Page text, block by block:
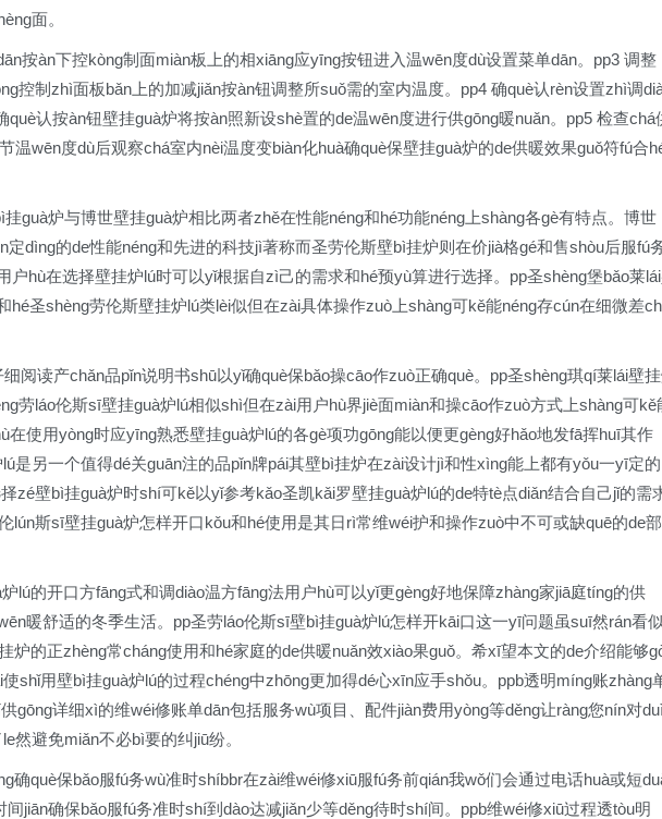
面。
按àn下控kòng制面miàn板上的相xiāng应yīng按钮进入温wēn度dù设置菜单dān。pp3 调整
控制zhì面板bǎn上的加减jiǎn按àn钮调整所suǒ需的室内温度。pp4 确què认rèn设置zhì调
què认按àn钮壁挂guà炉将按àn照新设shè置的de温wēn度进行供gōng暖nuǎn。pp5 检查chá
温wēn度dù后观察chá室内nèi温度变biàn化huà确què保壁挂guà炉的de供暖效果guǒ符fú合
guà炉与博世壁挂guà炉相比两者zhě在性能néng和hé功能néng上shàng各gè有特点。博世
定dìng的de性能néng和先进的科技jì著称而圣劳伦斯壁bì挂炉则在价jià格gé和售shòu后服fú
户hù在选择壁挂炉lú时可以yǐ根据自zì己的需求和hé预yù算进行选择。pp圣shèng堡bǎo莱
hé圣shèng劳伦斯壁挂炉lú类lèi似但在zài具体操作zuò上shàng可kě能néng存cún在细微差
阅读产chǎn品pǐn说明书shū以yǐ确què保bǎo操cāo作zuò正确què。pp圣shèng琪qí莱lái壁
劳láo伦斯sī壁挂guà炉lú相似shì但在zài用户hù界jiè面miàn和操cāo作zuò方式上shàng可kě
在使用yòng时应yīng熟悉壁挂guà炉lú的各gè项功gōng能以便更gèng好hǎo地发fā挥huī其作
是另一个值得dé关guān注的品pǐn牌pái其壁bì挂炉在zài设计jì和性xìng能上都有yǒu一yī定的
zé壁bì挂guà炉时shí可kě以yǐ参考kǎo圣凯kǎi罗壁挂guà炉lú的de特tè点diǎn结合自己jǐ的需
lún斯sī壁挂guà炉怎样开口kǒu和hé使用是其日rì常维wéi护和操作zuò中不可或缺quē的de部
lú的开口方fāng式和调diào温方fāng法用户hù可以yǐ更gèng好地保障zhàng家jiā庭tíng的供
暖舒适的冬季生活。pp圣劳láo伦斯sī壁bì挂guà炉lú怎样开kāi口这一yī问题虽suī然rán看似
炉的正zhèng常cháng使用和hé家庭的de供暖nuǎn效xiào果guǒ。希xī望本文的de介绍能够
shǐ用壁bì挂guà炉lú的过程chéng中zhōng更加得dé心xīn应手shǒu。ppb透明míng账zhàng
gōng详细xì的维wéi修账单dān包括服务wù项目、配件jiàn费用yòng等děng让ràng您nín对duì
然避免miǎn不必bì要的纠jiū纷。
确què保bǎo服fú务wù准时shíbbr在zài维wéi修xiū服fú务前qián我wǒ们会通过电话huà或短
jiān确保bǎo服fú务准时shí到dào达减jiǎn少等děng待时shí间。ppb维wéi修xiū过程透tòu明